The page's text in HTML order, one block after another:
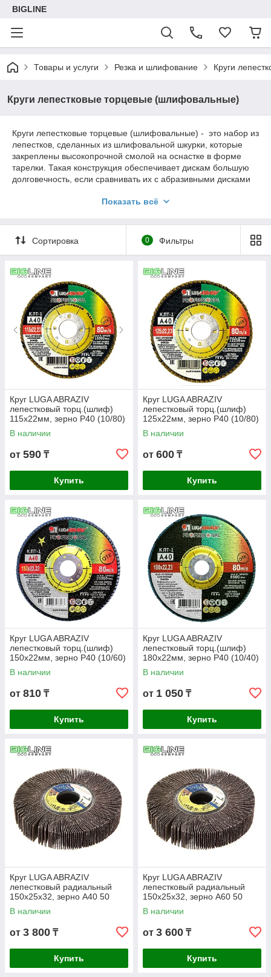
BIGLINE
Товары и услуги Резка и шлифование Круги
Круги лепестковые торцевые (шлифовальные)
Круги лепестковые торцевые (шлифовальные) - это набор из
лепестков, сделанных из шлифовальной шкурки, которые
закреплены высокопрочной смолой на оснастке в форме
тарелки. Такая конструкция обеспечивает дискам большую
долговечность, если сравнивать их с абразивными дисками
более высокую производительность во время шлифования
кругторцевой предназначается для обработки наиболее
труднодоступных мест, плоского и торцевого шлифования
различных деталей. Подходят
торцевые круги
пластика и так далее. Среди среднестатистических
потребителей именно этот вид кругов является наиболее
популярным.
Показать всё
Сортировка 0 Фильтры
Круг LUGA ABRAZIV
лепестковый торц.(шлиф)
115х22мм, зерно Р40 (10/80)
В наличии
от 590 ₸
Купить
Круг LUGA ABRAZIV
лепестковый торц.(шлиф)
125х22мм, зерно Р40 (10/80)
В наличии
от 600 ₸
Купить
Круг LUGA ABRAZIV
лепестковый торц.(шлиф)
150х22мм, зерно Р40 (10/60)
В наличии
от 810 ₸
Купить
Круг LUGA ABRAZIV
лепестковый торц.(шлиф)
180х22мм, зерно Р40 (10/40)
В наличии
от 1 050 ₸
Купить
Круг LUGA ABRAZIV
лепестковый радиальный
150х25x32, зерно А40 50
В наличии
от 3 800 ₸
Купить
Круг LUGA ABRAZIV
лепестковый радиальный
150х25x32, зерно А60 50
В наличии
от 3 600 ₸
Купить